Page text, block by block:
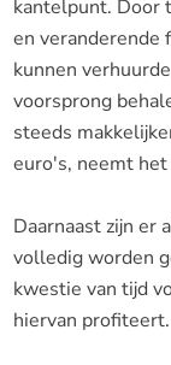
kantelpunt. Door
en veranderende
kunnen
voorsprong
steeds
euro's, neemt
Daarnaast zijn er
volledig worden
kwestie van tijd
hiervan profiteert.